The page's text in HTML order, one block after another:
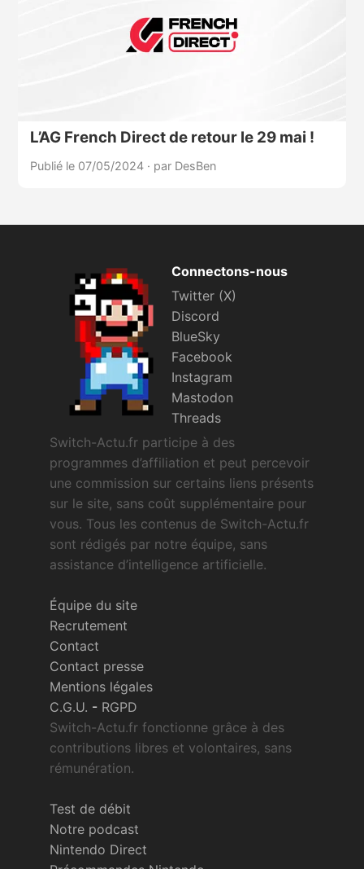
L’AG French Direct de retour le 29 mai !
Publié le 07/05/2024 · par DesBen
Connectons-nous
Twitter (X)
Discord
BlueSky
Facebook
Instagram
Mastodon
Threads
Switch-Actu.fr participe à des
programmes d’affiliation et peut percevoir
une commission sur certains liens présents
sur le site, sans coût supplémentaire pour
vous. Tous les contenus de Switch-Actu.fr
sont rédigés par notre équipe, sans
assistance d’intelligence artificielle.
Équipe du site
Recrutement
Contact
Contact presse
Mentions légales
C.G.U. - RGPD
Switch-Actu.fr fonctionne grâce à des
contributions libres et volontaires, sans
rémunération.
Test de débit
Notre podcast
Nintendo Direct